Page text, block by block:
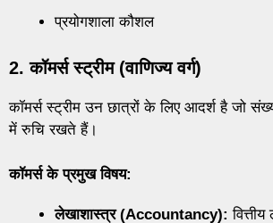
प्रयोगशाला कौशल
2. कॉमर्स स्ट्रीम (वाणिज्य वर्ग)
कॉमर्स स्ट्रीम उन छात्रों के लिए आदर्श है जो
में रुचि रखते हैं।
कॉमर्स के प्रमुख विषय:
लेखाशास्त्र (Accountancy):